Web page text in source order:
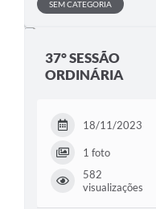
SEM CATEGORIA
37° SESSÃO
ORDINÁRIA
18/11/2023
1 foto
582
visualizações